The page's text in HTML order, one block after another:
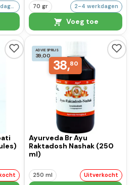
70 gr 2-4 werkdagen
Voeg toe
ADVIESPRIJS
39,00
38,80
Ayurveda Br Ayu
Raktadosh Nashak (250
ml)
250 ml Uitverkocht